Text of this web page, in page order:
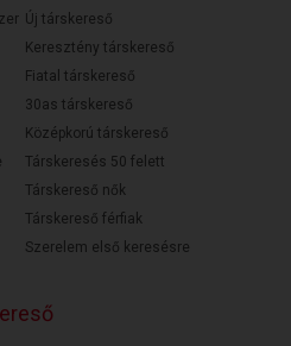
Új társkereső
Keresztény társkereső
Fiatal társkereső
30as társkereső
Középkorú társkereső
Társkeresés 50 felett
Társkereső nők
Társkereső férfiak
Szerelem első keresésre